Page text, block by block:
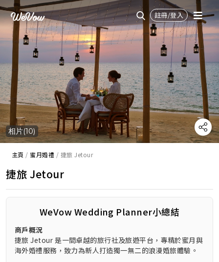
註冊/登入
相片(10)
主頁 / 蜜月婚禮 / 捷旅 Jetour
捷旅 Jetour
WeVow Wedding Planner小總結
商戶概況
捷旅 Jetour 是一間卓越的旅行社及旅遊平台，專精於蜜月與
海外婚禮服務，致力為新人打造獨一無二的浪漫婚旅體驗。